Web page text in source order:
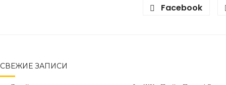
Facebook
СВЕЖИЕ ЗАПИСИ